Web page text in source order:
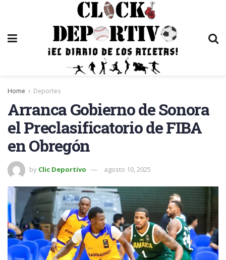
Home Deportes
Arranca Gobierno de Sonora
el Preclasificatorio de FIBA
en Obregón
by Clic Deportivo agosto 10, 2025